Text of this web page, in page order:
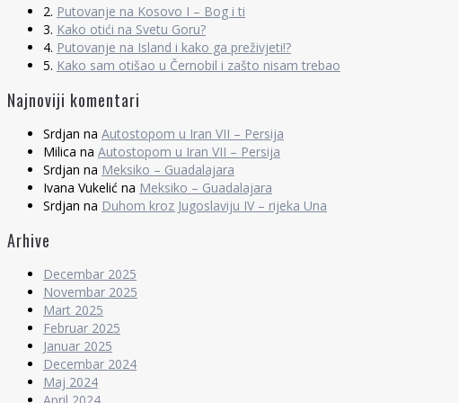
2. Putovanje na Kosovo I – Bog i ti
3. Kako otići na Svetu Goru?
4. Putovanje na Island i kako ga preživjeti!?
5. Kako sam otišao u Černobil i zašto nisam trebao
Najnoviji komentari
Srdjan na Autostopom u Iran VII – Persija
Milica na Autostopom u Iran VII – Persija
Srdjan na Meksiko – Guadalajara
Ivana Vukelić na Meksiko – Guadalajara
Srdjan na Duhom kroz Jugoslaviju IV – rijeka Una
Arhive
Decembar 2025
Novembar 2025
Mart 2025
Februar 2025
Januar 2025
Decembar 2024
Maj 2024